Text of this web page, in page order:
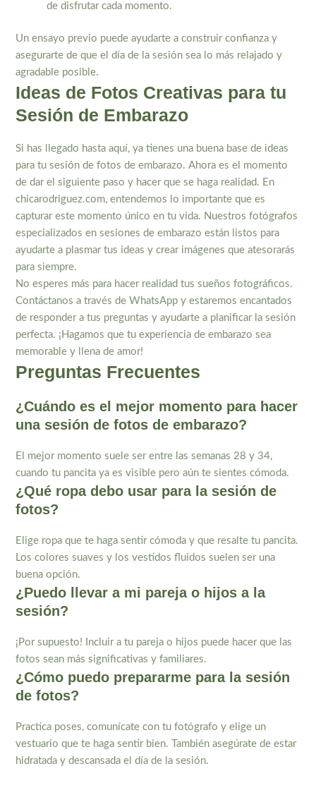
de disfrutar cada momento.
Un ensayo previo puede ayudarte a construir confianza y
asegurarte de que el día de la sesión sea lo más relajado y
agradable posible.
Ideas de Fotos Creativas para tu
Sesión de Embarazo
Si has llegado hasta aquí, ya tienes una buena base de ideas
para tu sesión de fotos de embarazo. Ahora es el momento
de dar el siguiente paso y hacer que se haga realidad. En
chicarodriguez.com, entendemos lo importante que es
capturar este momento único en tu vida. Nuestros fotógrafos
especializados en sesiones de embarazo están listos para
ayudarte a plasmar tus ideas y crear imágenes que atesorarás
para siempre.
No esperes más para hacer realidad tus sueños fotográficos.
Contáctanos a través de WhatsApp y estaremos encantados
de responder a tus preguntas y ayudarte a planificar la sesión
perfecta. ¡Hagamos que tu experiencia de embarazo sea
memorable y llena de amor!
Preguntas Frecuentes
¿Cuándo es el mejor momento para hacer
una sesión de fotos de embarazo?
El mejor momento suele ser entre las semanas 28 y 34,
cuando tu pancita ya es visible pero aún te sientes cómoda.
¿Qué ropa debo usar para la sesión de
fotos?
Elige ropa que te haga sentir cómoda y que resalte tu pancita.
Los colores suaves y los vestidos fluidos suelen ser una
buena opción.
¿Puedo llevar a mi pareja o hijos a la
sesión?
¡Por supuesto! Incluir a tu pareja o hijos puede hacer que las
fotos sean más significativas y familiares.
¿Cómo puedo prepararme para la sesión
de fotos?
Practica poses, comunícate con tu fotógrafo y elige un
vestuario que te haga sentir bien. También asegúrate de estar
hidratada y descansada el día de la sesión.